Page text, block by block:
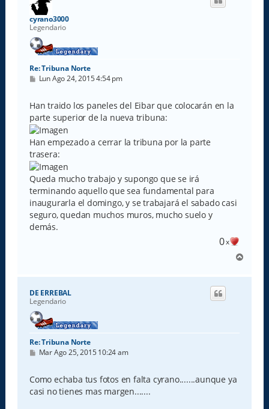
cyrano3000
Legendario
Re: Tribuna Norte
M
s
a
j
e
Lun Ago 24, 2015 4:54 pm
Han traido los paneles del Eibar que colocarán en la
parte superior de la nueva tribuna:
Han empezado a cerrar la tribuna por la parte
trasera:
Queda mucho trabajo y supongo que se irá
terminando aquello que sea fundamental para
inaugurarla el domingo, y se trabajará el sabado casi
seguro, quedan muchos muros, mucho suelo y
demás.
0x
r
DE ERREBAL
Legendario
Re: Tribuna Norte
M
s
a
j
Mar Ago 25, 2015 10:24 am
Como echaba tus fotos en falta cyrano.......aunque ya
casi no tienes mas margen.......